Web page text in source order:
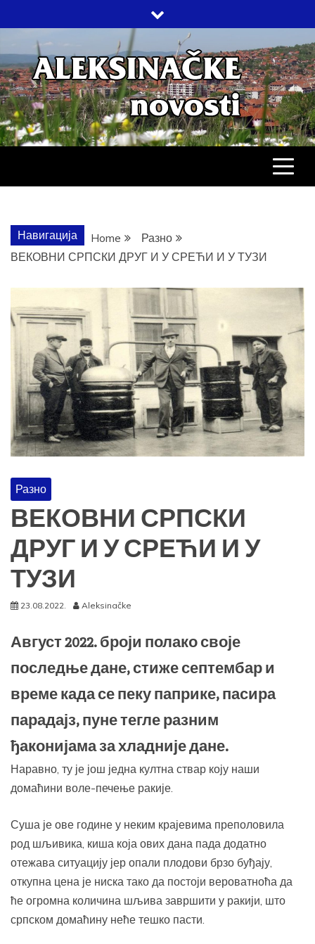
to
content
НОВОСТИ
ДРУШТВО, КУЛТУРА, ЕКОНОМИЈА,
СПОРТ, ПОСЛОВНИ ИМЕНИК,
Навигација Home
Разно
ВЕКОВНИ СРПСКИ ДРУГ И У СРЕЋИ И У ТУЗИ
Разно
ВЕКОВНИ СРПСКИ
ДРУГ И У СРЕЋИ И У
ТУЗИ
23.08.2022. Aleksinačke
Август 2022. броји полако своје
последње дане, стиже септембар и
време када се пеку паприке, пасира
парадајз, пуне тегле разним
ђаконијама за хладније дане.
Наравно, ту је још једна култна ствар коју наши
домаћини воле-печење ракије.
Суша је ове године у неким крајевима преполовила
род шљивика, киша која ових дана пада додатно
отежава ситуацију јер опали плодови брзо буђају,
откупна цена је ниска тако да постоји вероватноћа да
ће огромна количина шљива завршити у ракији, што
српском домаћину неће тешко пасти.